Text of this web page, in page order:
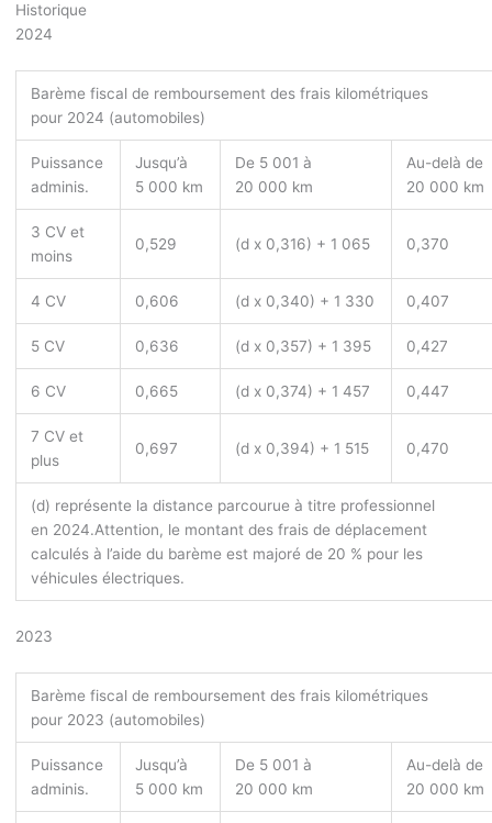
Historique
2024
Barème fiscal de remboursement des frais kilométriques
pour 2024 (automobiles)
Puissance
adminis.
Jusqu’à
5 000 km
De 5 001 à
20 000 km
Au-delà de
20 000 km
3 CV et
moins
0,529 (d x 0,316) + 1 065 0,370
4 CV 0,606 (d x 0,340) + 1 330 0,407
5 CV 0,636 (d x 0,357) + 1 395 0,427
6 CV 0,665 (d x 0,374) + 1 457 0,447
7 CV et
plus
0,697 (d x 0,394) + 1 515 0,470
(d) représente la distance parcourue à titre professionnel
en 2024.Attention, le montant des frais de déplacement
calculés à l’aide du barème est majoré de 20 % pour les
véhicules électriques.
2023
Barème fiscal de remboursement des frais kilométriques
pour 2023 (automobiles)
Puissance
adminis.
Jusqu’à
5 000 km
De 5 001 à
20 000 km
Au-delà de
20 000 km